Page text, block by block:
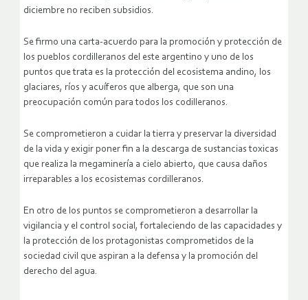
diciembre no reciben subsidios.
Se firmo una carta-acuerdo para la promoción y protección de
los pueblos cordilleranos del este argentino y uno de los
puntos que trata es la protección del ecosistema andino, los
glaciares, ríos y acuíferos que alberga, que son una
preocupación común para todos los codilleranos.
Se comprometieron a cuidar la tierra y preservar la diversidad
de la vida y exigir poner fin a la descarga de sustancias toxicas
que realiza la megaminería a cielo abierto, que causa daños
irreparables a los ecosistemas cordilleranos.
En otro de los puntos se comprometieron a desarrollar la
vigilancia y el control social, fortaleciendo de las capacidades y
la protección de los protagonistas comprometidos de la
sociedad civil que aspiran a la defensa y la promoción del
derecho del agua.